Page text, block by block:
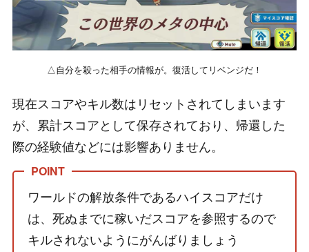
△自分を殺った相手の情報が。復活してリベンジだ！
現在スコアやキル数はリセットされてしまいます
が、累計スコアとして保存されており、帰還した
際の経験値などには影響ありません。
ワールドの解放条件であるハイスコアだけ
は、死ぬまでに稼いだスコアを参照するので
キルされないようにがんばりましょう